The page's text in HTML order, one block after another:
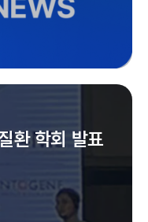
환 학회 발표